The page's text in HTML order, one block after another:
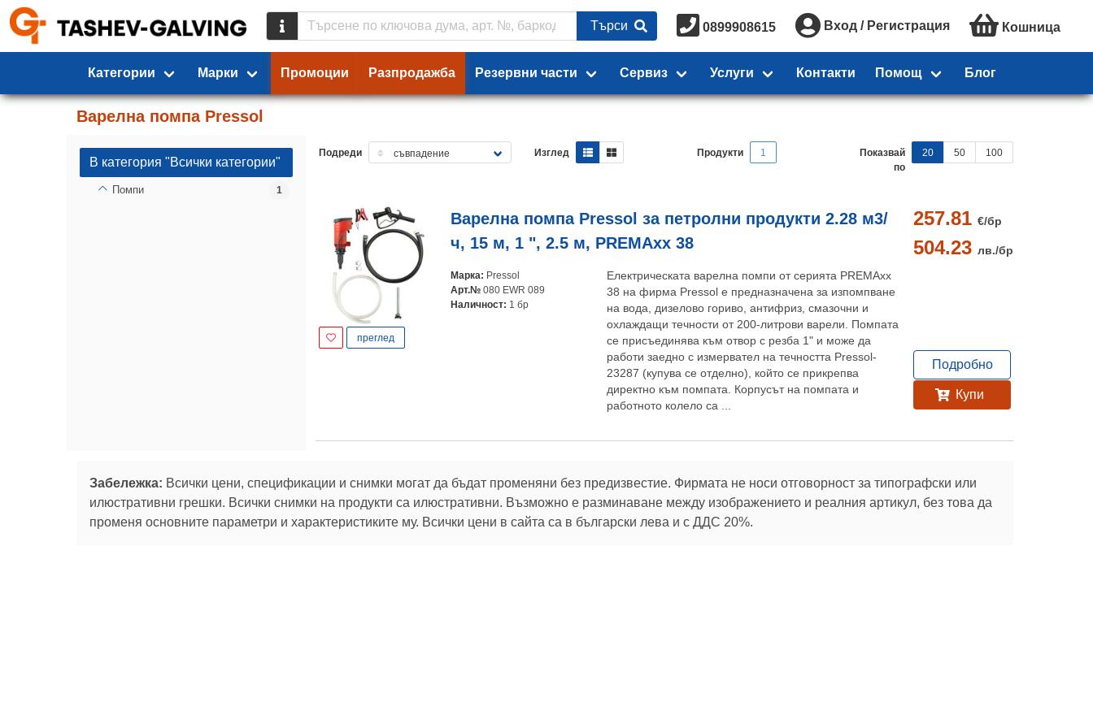
Търси 0899908615 Вход / Регистрация Кошница
Категории Марки Промоции Разпродажба Резервни части Сервиз Услуги Контакти Помощ Блог
Варелна помпа Pressol
В категория "Всички категории"
Помпи 1
Подреди Изглед Продукти 1
Показвай
по
20 50 100
преглед
Варелна помпа Pressol за петролни продукти 2.28 м3/
ч, 15 м, 1 ", 2.5 м, PREMAxx 38
Марка: Pressol
Арт.№ 080 EWR 089
Наличност: 1 бр
Електрическата варелна помпи от серията PREMAxx
38 на фирма Pressol е предназначена за изпомпване
на вода, дизелово гориво, антифриз, смазочни и
охлаждащи течности от 200-литрови варели. Помпата
се присъединява към отвор с резба 1" и може да
работи заедно с измервател на течността Pressol-
23287 (купува се отделно), който се прикрепва
директно към помпата. Корпусът на помпата и
работното колело са ...
257.81 €/бр
504.23 лв./бр
Подробно
Купи
Забележка: Всички цени, спецификации и снимки могат да бъдат променяни без предизвестие. Фирмата не носи отговорност за типографски или
илюстративни грешки. Всички снимки на продукти са илюстративни. Възможно е разминаване между изображението и реалния артикул, без това да
променя основните параметри и характеристиките му. Всички цени в сайта са в български лева и с ДДС 20%.